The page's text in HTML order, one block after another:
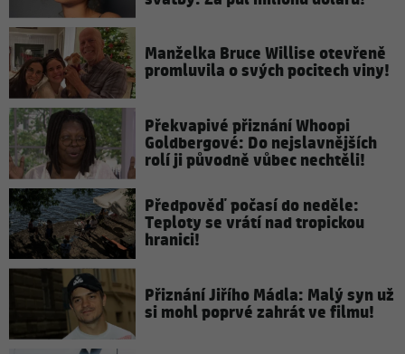
Manželka Bruce Willise otevřeně
promluvila o svých pocitech viny!
Překvapivé přiznání Whoopi
Goldbergové: Do nejslavnějších
rolí ji původně vůbec nechtěli!
Předpověď počasí do neděle:
Teploty se vrátí nad tropickou
hranici!
Přiznání Jiřího Mádla: Malý syn už
si mohl poprvé zahrát ve filmu!